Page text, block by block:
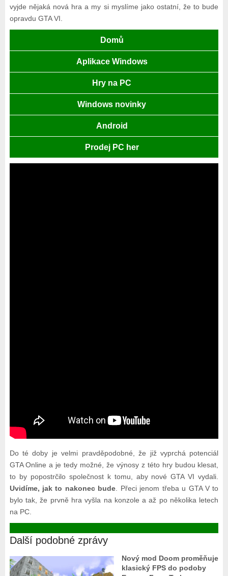
vyjde nějaká nová hra a my si myslíme jako ostatní, že to bude
opravdu GTA VI.
Domů
Aplikace Windows
Hry na PC
Windows novinky
Android
Prodej PC her
Do té doby je velmi pravděpodobné, že již vyprchá potenciál
GTA Online a je tedy možné, že výnosy z této hry budou klesat,
to by popostrčilo společnost k tomu, aby nové GTA VI vydali.
Uvidíme, jak to nakonec bude. Přeci jenom třeba u GTA V to
bylo tak, že prvně hra vyšla na konzole a až po několika letech
na PC.
Další podobné zprávy
Nový mod Doom proměňuje
klasický FPS do podoby